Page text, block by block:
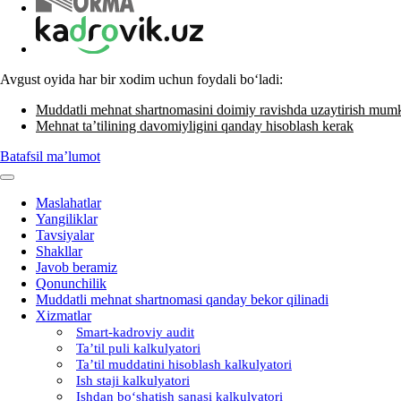
Avgust oyida har bir хodim uchun foydali boʻladi:
Muddatli mehnat shartnomasini doimiy ravishda uzaytirish
Mehnat ta’tilining davomiyligini qanday hisoblash kerak
Batafsil ma’lumot
Maslahatlar
Yangiliklar
Tavsiyalar
Shakllar
Javob beramiz
Qonunchilik
Muddatli mehnat shartnomasi qanday bekor qilinadi
Xizmatlar
Smart-kadroviy audit
Ta’til puli kalkulyatori
Ta’til muddatini hisoblash kalkulyatori
Ish staji kalkulyatori
Ishdan boʻshatish sanasi kalkulyatori